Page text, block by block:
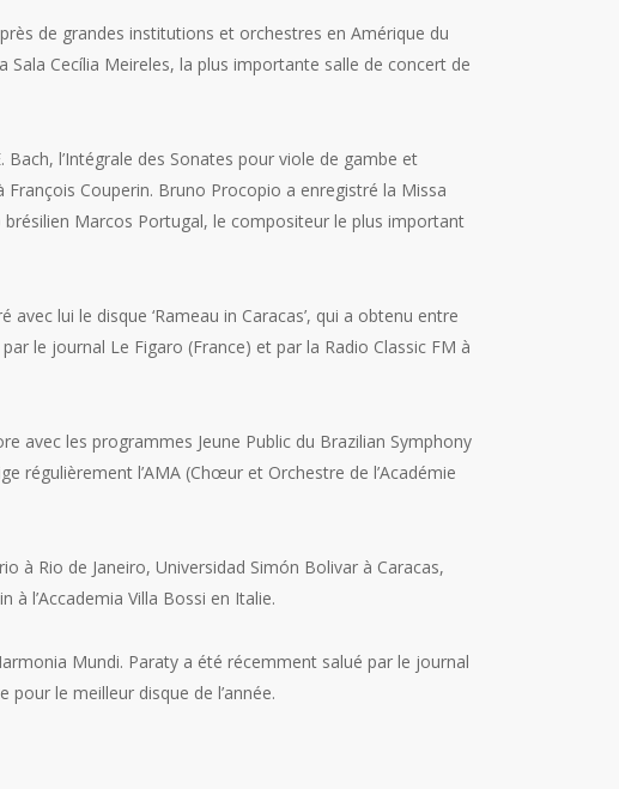
de grandes institutions et orchestres en Amérique du
Cecília Meireles, la plus importante salle de concert de
Bach, l’Intégrale des Sonates pour viole de gambe et
François Couperin. Bruno Procopio a enregistré la Missa
Marcos Portugal, le compositeur le plus important
lui le disque ‘Rameau in Caracas’, qui a obtenu entre
le journal Le Figaro (France) et par la Radio Classic FM à
avec les programmes Jeune Public du Brazilian Symphony
régulièrement l’AMA (Chœur et Orchestre de l’Académie
à Rio de Janeiro, Universidad Simón Bolivar à Caracas,
à l’Accademia Villa Bossi en Italie.
Mundi. Paraty a été récemment salué par le journal
le meilleur disque de l’année.